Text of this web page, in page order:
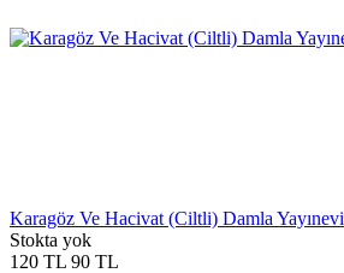
Karagöz Ve Hacivat (Ciltli) Damla Yayınevi
Stokta yok
120 TL 90 TL